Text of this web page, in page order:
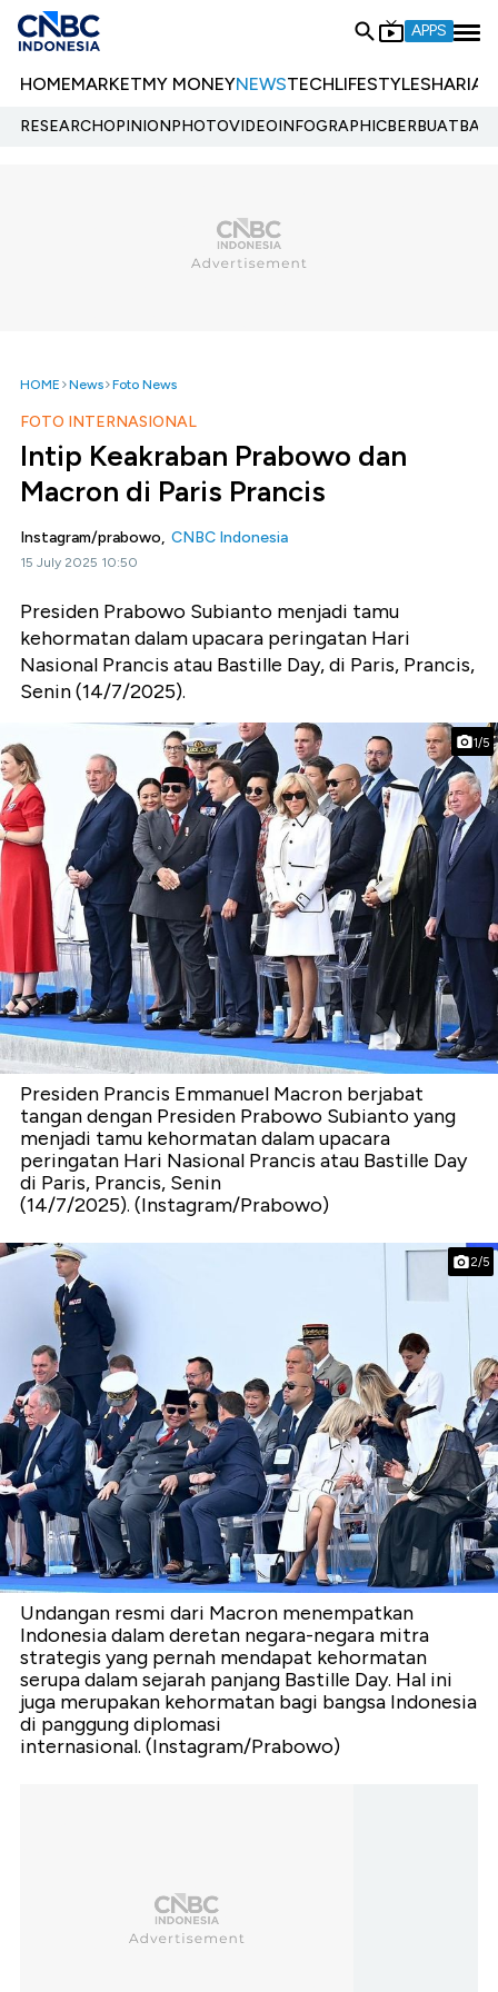
APPS
HOMEMARKETMY MONEYNEWSTECHLIFESTYLESHARIA
RESEARCHOPINIONPHOTOVIDEOINFOGRAPHIC
HOME News Foto News
FOTO INTERNASIONAL
Intip Keakraban Prabowo dan
Macron di Paris Prancis
Instagram/prabowo, CNBC Indonesia
15 July 2025 10:50
Presiden Prabowo Subianto menjadi tamu
kehormatan dalam upacara peringatan Hari
Nasional Prancis atau Bastille Day, di Paris, Prancis,
Senin (14/7/2025).
1/5
Presiden Prancis Emmanuel Macron berjabat
tangan dengan Presiden Prabowo Subianto yang
menjadi tamu kehormatan dalam upacara
peringatan Hari Nasional Prancis atau Bastille Day
di Paris, Prancis, Senin
(14/7/2025). (Instagram/Prabowo)
2/5
Undangan resmi dari Macron menempatkan
Indonesia dalam deretan negara-negara mitra
strategis yang pernah mendapat kehormatan
serupa dalam sejarah panjang Bastille Day. Hal ini
juga merupakan kehormatan bagi bangsa Indonesia
di panggung diplomasi
internasional. (Instagram/Prabowo)